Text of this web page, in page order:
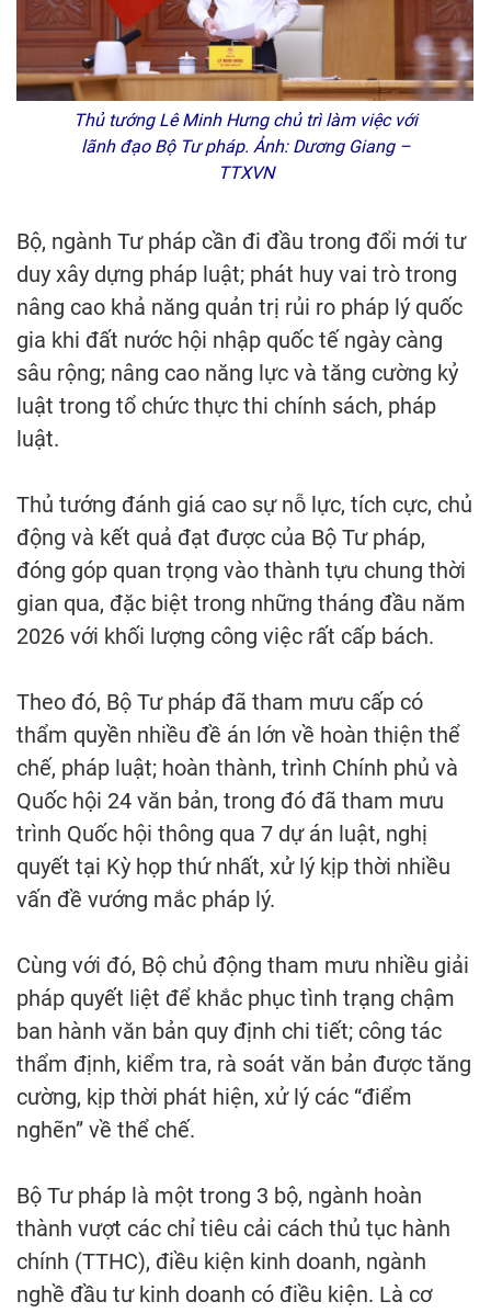
Thủ tướng Lê Minh Hưng chủ trì làm việc với
lãnh đạo Bộ Tư pháp. Ảnh: Dương Giang –
TTXVN
Bộ, ngành Tư pháp cần đi đầu trong đổi mới tư
duy xây dựng pháp luật; phát huy vai trò trong
nâng cao khả năng quản trị rủi ro pháp lý quốc
gia khi đất nước hội nhập quốc tế ngày càng
sâu rộng; nâng cao năng lực và tăng cường kỷ
luật trong tổ chức thực thi chính sách, pháp
luật.
Thủ tướng đánh giá cao sự nỗ lực, tích cực, chủ
động và kết quả đạt được của Bộ Tư pháp,
đóng góp quan trọng vào thành tựu chung thời
gian qua, đặc biệt trong những tháng đầu năm
2026 với khối lượng công việc rất cấp bách.
Theo đó, Bộ Tư pháp đã tham mưu cấp có
thẩm quyền nhiều đề án lớn về hoàn thiện thể
chế, pháp luật; hoàn thành, trình Chính phủ và
Quốc hội 24 văn bản, trong đó đã tham mưu
trình Quốc hội thông qua 7 dự án luật, nghị
quyết tại Kỳ họp thứ nhất, xử lý kịp thời nhiều
vấn đề vướng mắc pháp lý.
Cùng với đó, Bộ chủ động tham mưu nhiều giải
pháp quyết liệt để khắc phục tình trạng chậm
ban hành văn bản quy định chi tiết; công tác
thẩm định, kiểm tra, rà soát văn bản được tăng
cường, kịp thời phát hiện, xử lý các “điểm
nghẽn” về thể chế.
Bộ Tư pháp là một trong 3 bộ, ngành hoàn
thành vượt các chỉ tiêu cải cách thủ tục hành
chính (TTHC), điều kiện kinh doanh, ngành
nghề đầu tư kinh doanh có điều kiện. Là cơ